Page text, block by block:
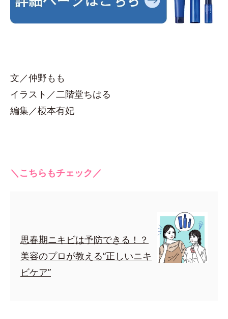
文／仲野もも
イラスト／二階堂ちはる
編集／榎本有妃
＼こちらもチェック／
思春期ニキビは予防できる！？
美容のプロが教える“正しいニキ
ビケア”